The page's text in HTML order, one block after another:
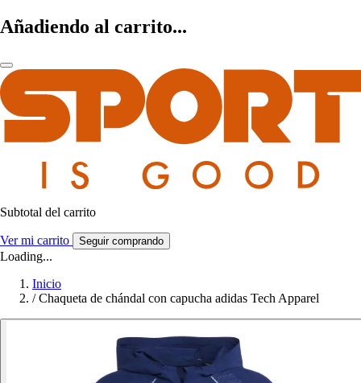
Añadiendo al carrito...
Subtotal del carrito
Ver mi carrito Seguir comprando
Loading...
Inicio
/ Chaqueta de chándal con capucha adidas Tech Apparel